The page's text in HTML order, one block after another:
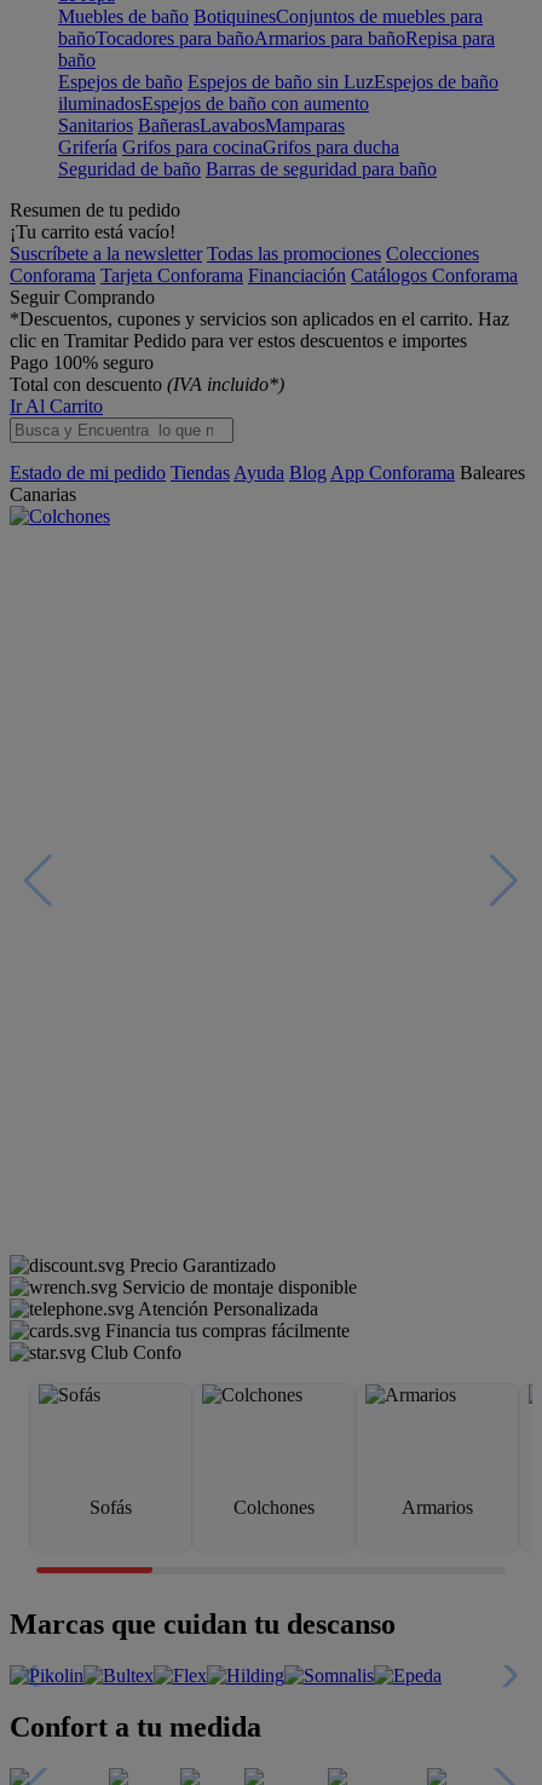
Muebles de baño BotiquinesConjuntos de muebles para
bañoTocadores para bañoArmarios para bañoRepisa para
baño
Espejos de baño Espejos de baño sin LuzEspejos de baño
iluminadosEspejos de baño con aumento
Sanitarios BañerasLavabosMamparas
Grifería Grifos para cocinaGrifos para ducha
Seguridad de baño Barras de seguridad para baño
Resumen de tu pedido
¡Tu carrito está vacío!
Suscríbete a la newsletter Todas las promociones Colecciones
Conforama Tarjeta Conforama Financiación Catálogos Conforama
Seguir Comprando
*Descuentos, cupones y servicios son aplicados en el carrito. Haz
clic en Tramitar Pedido para ver estos descuentos e importes
Pago 100% seguro
Total con descuento (IVA incluido*)
Ir Al Carrito
Estado de mi pedido Tiendas Ayuda Blog App Conforama Baleares
Canarias
Precio Garantizado
Servicio de montaje disponible
Atención Personalizada
Financia tus compras fácilmente
Club Confo
Sofás Colchones Armarios
Marcas que cuidan tu descanso
Confort a tu medida